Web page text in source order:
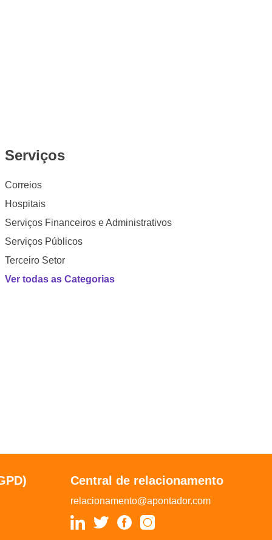
Serviços
Correios
Hospitais
Serviços Financeiros e Administrativos
Serviços Públicos
Terceiro Setor
Ver todas as Categorias
Central de relacionamento
relacionamento@apontador.com